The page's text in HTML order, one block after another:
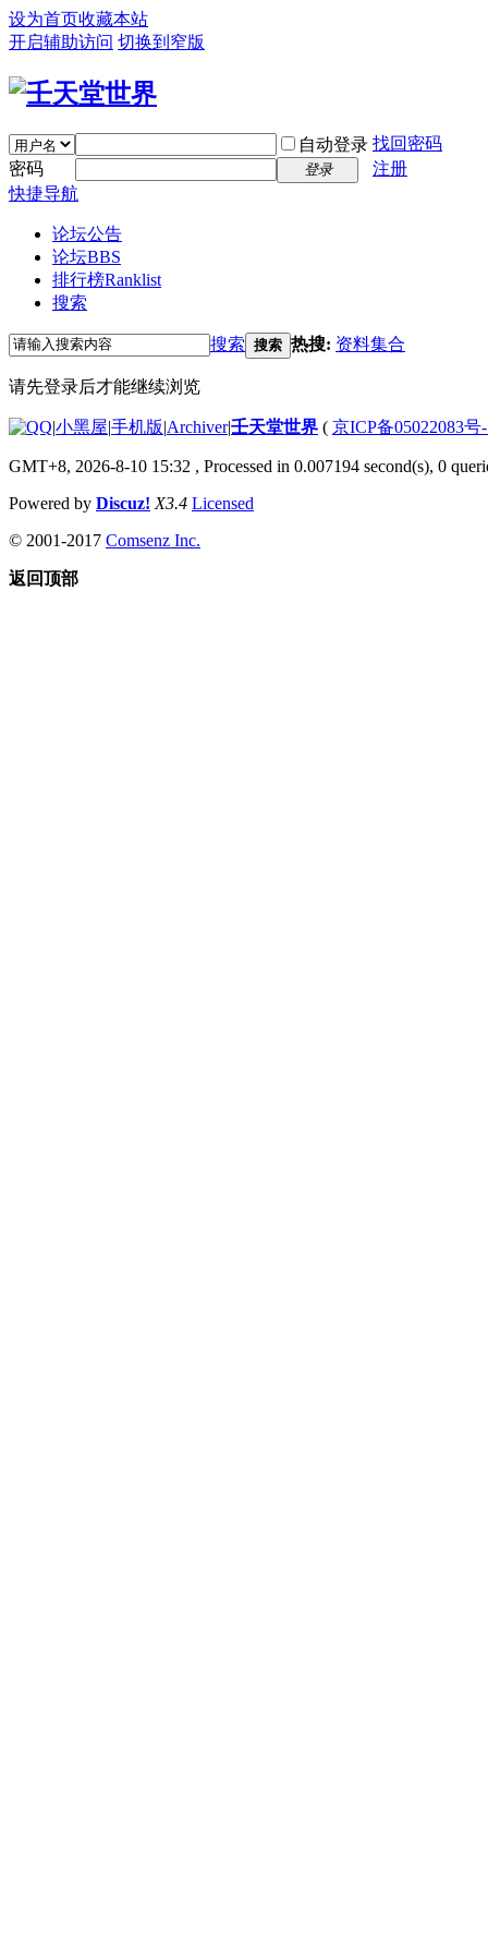
设为首页收藏本站
开启辅助访问 切换到窄版
自动登录 找回密码
密码
登录
注册
快捷导航
论坛公告
论坛BBS
排行榜Ranklist
搜索
搜索 搜索 热搜: 资料集合
请先登录后才能继续浏览
|小黑屋|手机版|Archiver|壬天堂世界 ( 京ICP备05022083号
GMT+8, 2026-8-10 15:32 , Processed in 0.007194 second(s), 0
Powered by Discuz! X3.4 Licensed
© 2001-2017 Comsenz Inc.
返回顶部